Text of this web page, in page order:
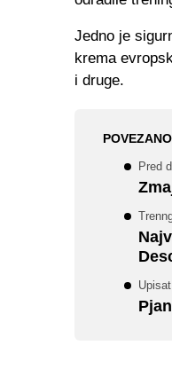
Jedno je
krema
i druge.
POVEZANO
Pred